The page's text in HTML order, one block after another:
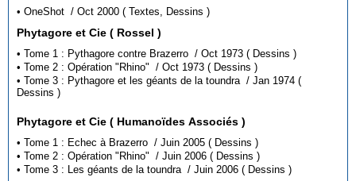
• OneShot / Oct 2000 ( Textes, Dessins )
Phytagore et Cie ( Rossel )
• Tome 1 : Pythagore contre Brazerro / Oct 1973 ( Dessins )
• Tome 2 : Opération "Rhino" / Oct 1973 ( Dessins )
• Tome 3 : Pythagore et les géants de la toundra / Jan 1974 (
Dessins )
Phytagore et Cie ( Humanoïdes Associés )
• Tome 1 : Echec à Brazerro / Juin 2005 ( Dessins )
• Tome 2 : Opération "Rhino" / Juin 2006 ( Dessins )
• Tome 3 : Les géants de la toundra / Juin 2006 ( Dessins )